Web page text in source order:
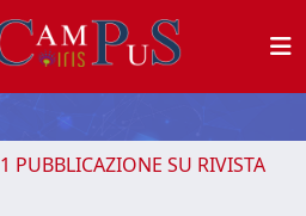
1 PUBBLICAZIONE SU RIVISTA